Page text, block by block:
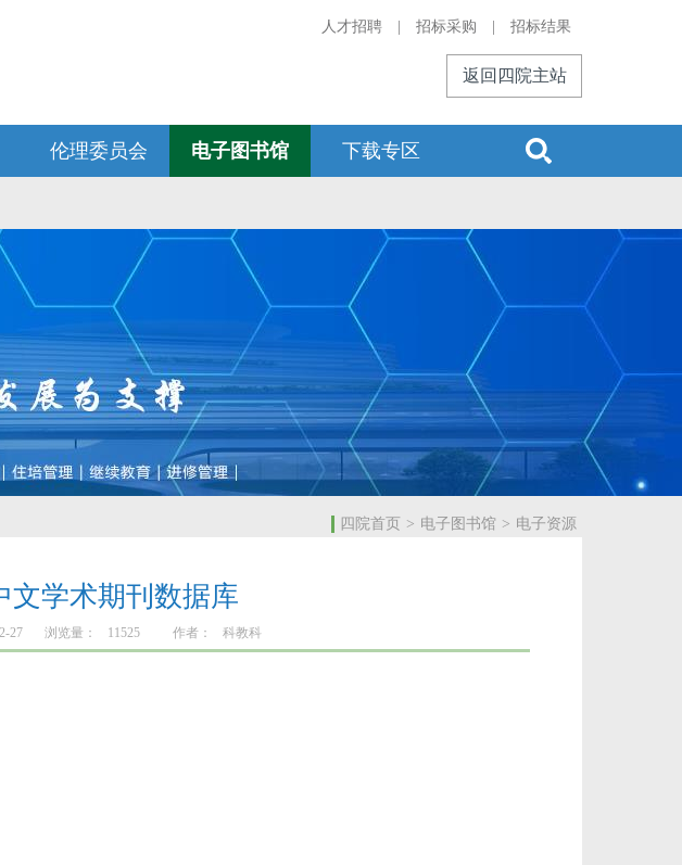
人才招聘 招标采购 招标结果
返回四院主站
伦理委员会 电子图书馆 下载专区
四院首页 > 电子图书馆 > 电子资源
文学术期刊数据库
27 浏览量： 11525 作者： 科教科